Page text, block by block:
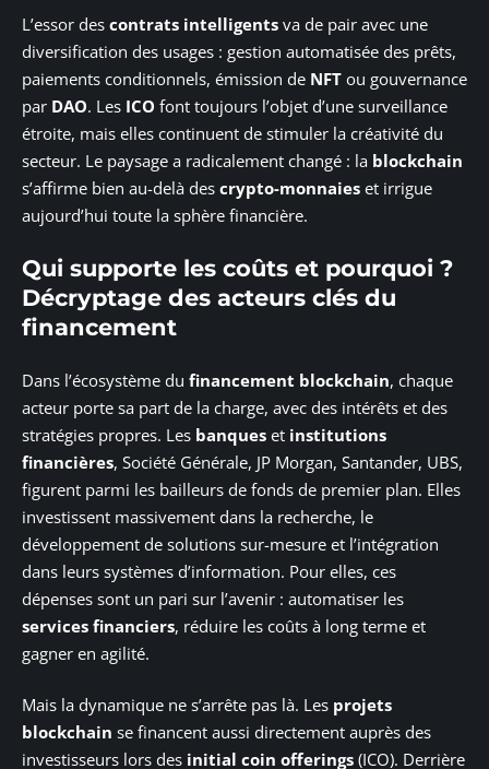
L’essor des contrats intelligents va de pair avec une
diversification des usages : gestion automatisée des prêts,
paiements conditionnels, émission de NFT ou gouvernance
par DAO. Les ICO font toujours l’objet d’une surveillance
étroite, mais elles continuent de stimuler la créativité du
secteur. Le paysage a radicalement changé : la blockchain
s’affirme bien au-delà des crypto-monnaies et irrigue
aujourd’hui toute la sphère financière.
Qui supporte les coûts et pourquoi ?
Décryptage des acteurs clés du
financement
Dans l’écosystème du financement blockchain, chaque
acteur porte sa part de la charge, avec des intérêts et des
stratégies propres. Les banques et institutions
financières, Société Générale, JP Morgan, Santander, UBS,
figurent parmi les bailleurs de fonds de premier plan. Elles
investissent massivement dans la recherche, le
développement de solutions sur-mesure et l’intégration
dans leurs systèmes d’information. Pour elles, ces
dépenses sont un pari sur l’avenir : automatiser les
services financiers, réduire les coûts à long terme et
gagner en agilité.
Mais la dynamique ne s’arrête pas là. Les projets
blockchain se financent aussi directement auprès des
investisseurs lors des initial coin offerings (ICO). Derrière